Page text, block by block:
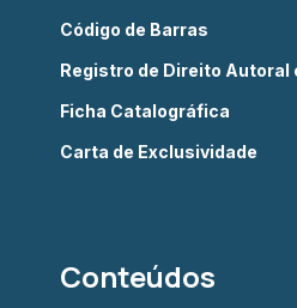
Código de Barras
Registro de Direito Autoral
Ficha Catalográfica
Carta de Exclusividade
Conteúdos